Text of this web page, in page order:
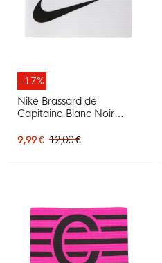
-17%
Nike Brassard de
Capitaine Blanc Noir
9,99 € 12,00 €